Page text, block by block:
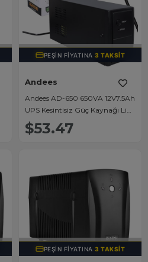
TÜKENDI
PEŞIN FIYATINA3 TAKSIT
Andees
Andees AD-650 650VA 12V7.5Ah
UPS Kesintisiz Güç Kaynağı Line
- İnteraktifups
(340x140x220Mm)
$53.47
TÜKENDI
PEŞIN FIYATINA3 TAKSIT